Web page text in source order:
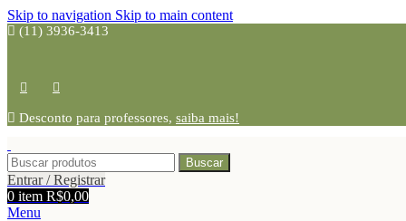
Skip to navigation Skip to main content
(11) 3936-3413
Desconto para professores, saiba mais!
Buscar
Entrar / Registrar
0 item R$0,00
Menu